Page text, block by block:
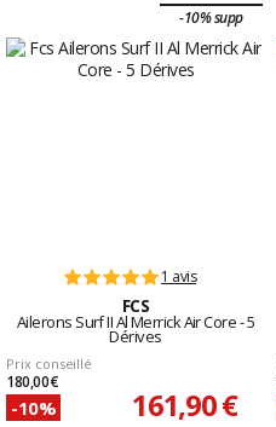
-10% supp
1 avis
FCS
Ailerons Surf II Al Merrick Air Core - 5
Dérives
Prix conseillé
180,00 €
-10% 161,90 €